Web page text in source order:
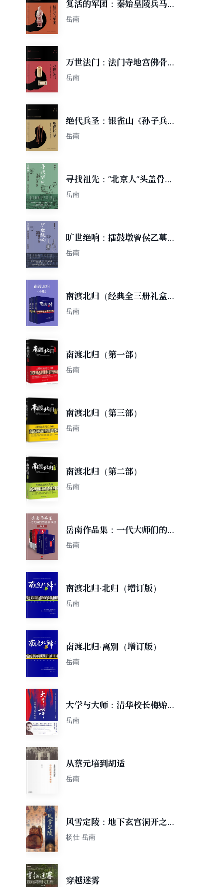
复活的军团：秦始皇陵兵马俑
发现记
岳南
万世法门：法门寺地宫佛骨现
世记
岳南
绝代兵圣：银雀山《孙子兵
法》破译记
岳南
寻找祖先：“北京人”头盖骨化
石失踪记
岳南
旷世绝响：擂鼓墩曾侯乙墓发
掘记
岳南
南渡北归（经典全三册礼盒
装）
岳南
南渡北归（第一部）
岳南
南渡北归（第三部）
岳南
南渡北归（第二部）
岳南
岳南作品集：一代大师们的经
典重现（共6册）
岳南
南渡北归·北归（增订版）
岳南
南渡北归·离别（增订版）
岳南
大学与大师：清华校长梅贻琦
传
岳南
从蔡元培到胡适
岳南
风雪定陵：地下玄宫洞开之谜
（修订本）
杨仕 岳南
穿越迷雾